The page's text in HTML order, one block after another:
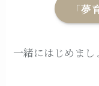
「
一緒にはじめまし